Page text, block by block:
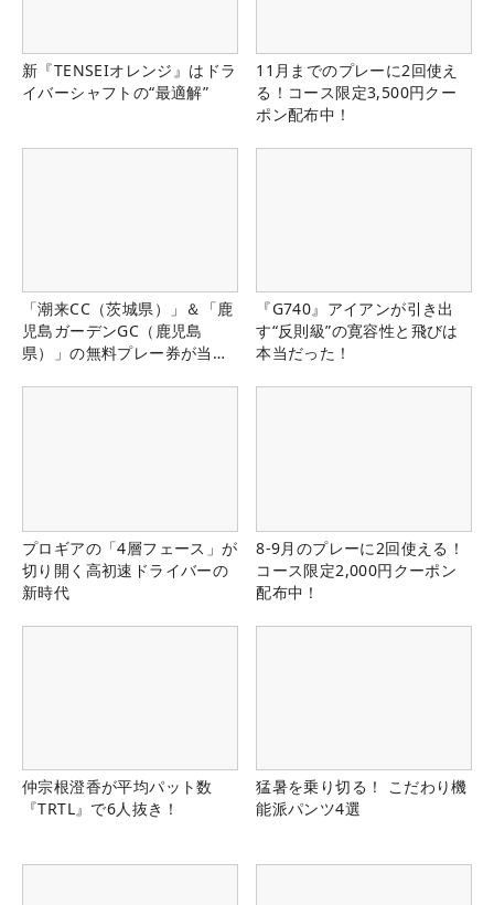
新『TENSEIオレンジ』はドラ
イバーシャフトの“最適解”
11月までのプレーに2回使え
る！コース限定3,500円クー
ポン配布中！
「潮来CC（茨城県）」＆「鹿
児島ガーデンGC（鹿児島
県）」の無料プレー券が当た
『G740』アイアンが引き出
す“反則級”の寛容性と飛びは
本当だった！
プロギアの「4層フェース」が
切り開く高初速ドライバーの
新時代
8-9月のプレーに2回使える！
コース限定2,000円クーポン
配布中！
仲宗根澄香が平均パット数
『TRTL』で6人抜き！
猛暑を乗り切る！ こだわり機
能派パンツ4選